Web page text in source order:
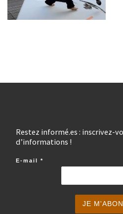
Restez informé.es : inscrivez-
d’informations !
E-mail *